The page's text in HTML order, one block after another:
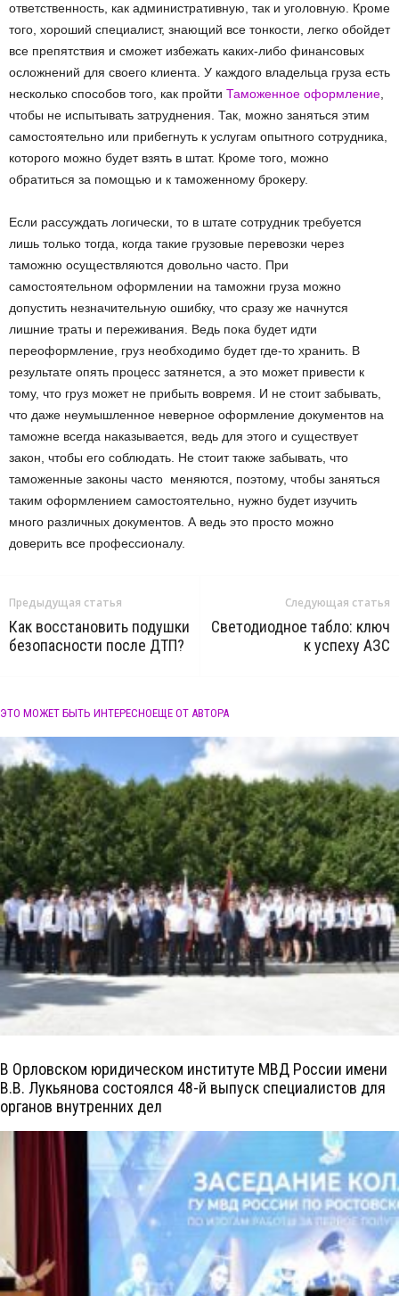
ответственность, как административную, так и уголовную. Кроме
того, хороший специалист, знающий все тонкости, легко обойдет
все препятствия и сможет избежать каких-либо финансовых
осложнений для своего клиента. У каждого владельца груза есть
несколько способов того, как пройти Таможенное оформление
чтобы не испытывать затруднения. Так, можно заняться этим
самостоятельно или прибегнуть к услугам опытного сотрудника,
которого можно будет взять в штат. Кроме того, можно
обратиться за помощью и к таможенному брокеру.
Если рассуждать логически, то в штате сотрудник требуется
лишь только тогда, когда такие грузовые перевозки через
таможню осуществляются довольно часто. При
самостоятельном оформлении на таможни груза можно
допустить незначительную ошибку, что сразу же начнутся
лишние траты и переживания. Ведь пока будет идти
переоформление, груз необходимо будет где-то хранить. В
результате опять процесс затянется, а это может привести к
тому, что груз может не прибыть вовремя. И не стоит забывать,
что даже неумышленное неверное оформление документов на
таможне всегда наказывается, ведь для этого и существует
закон, чтобы его соблюдать. Не стоит также забывать, что
таможенные законы часто меняются, поэтому, чтобы заняться
таким оформлением самостоятельно, нужно будет изучить
много различных документов. А ведь это просто можно
доверить все профессионалу.
Предыдущая статья
Как восстановить подушки
безопасности после ДТП?
Следующая статья
Светодиодное табло: ключ
к успеху АЗС
ЭТО МОЖЕТ БЫТЬ ИНТЕРЕСНОЕЩЕ ОТ АВТОРА
В Орловском юридическом институте МВД России имени
В.В. Лукьянова состоялся 48-й выпуск специалистов для
органов внутренних дел